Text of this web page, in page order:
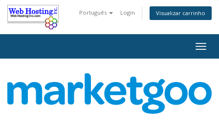
Português Login Visualizar carrinho